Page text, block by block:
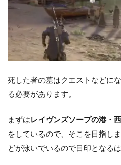
死した者の墓はクエストなどに
る必要があります。
まずはレイヴンズソープの港・西
をしているので、そこを目指し
どが泳いでいるので目印となるは